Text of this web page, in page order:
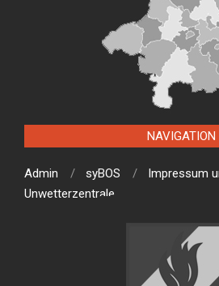
NAVIGATION
Admin syBOS
Impressum
Unwetterzentrale